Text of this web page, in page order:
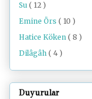
Su ( 12 )
Emine Örs ( 10 )
Hatice Köken ( 8 )
Dilâgâh ( 4 )
Duyurular